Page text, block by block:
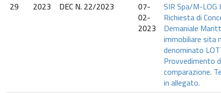
29
2023 DEC N. 22/2023
07-
02-
2023
SIR Spa/M-LOG
Richiesta di
Demaniale
immobiliare sita
denominato
Provvedimento
comparazione.
in allegato.